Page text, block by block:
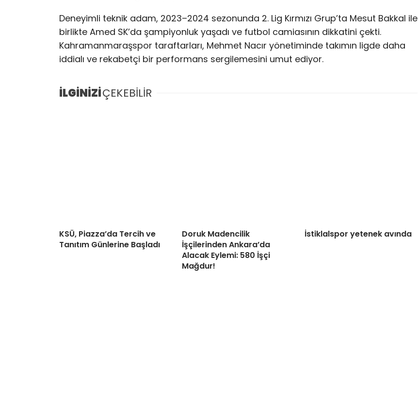
Deneyimli teknik adam, 2023–2024 sezonunda 2. Lig Kırmızı Grup’ta Mesut Bakkal ile
birlikte Amed SK’da şampiyonluk yaşadı ve futbol camiasının dikkatini çekti.
Kahramanmaraşspor taraftarları, Mehmet Nacır yönetiminde takımın ligde daha
iddialı ve rekabetçi bir performans sergilemesini umut ediyor.
İLGİNİZİÇEKEBİLİR
KSÜ, Piazza’da Tercih ve
Tanıtım Günlerine Başladı
Doruk Madencilik
İşçilerinden Ankara’da
Alacak Eylemi: 580 İşçi
Mağdur!
İstiklalspor yetenek avında